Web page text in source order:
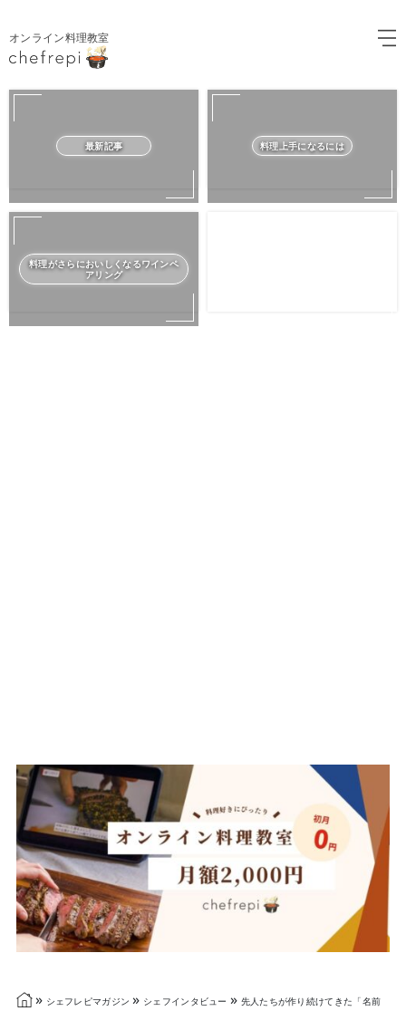
オンライン料理教室
最新記事 料理上手になるには
料理がさらにおいしくなるワインペ
アリング
» シェフレピマガジン » シェフインタビュー » 先人たちが作り続けてきた「名前